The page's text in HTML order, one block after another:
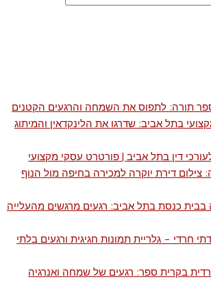
תורה: לתפוס את השמחה והרגעים הקטנים
בתל אביב: שדרגו את הלינקדאין והמיתוג
דין בתל אביב | פורטרט עסקי מקצועי
דירת יוקרה למכירה בחיפה מול הנוף
בבית כנסת בתל אביב: רגעים מרגשים מהעלייה
חרדי – גלריית תמונות חגיגית ורגעים בלתי
בקרית ספר: רגעים של שמחה ואנרגיה